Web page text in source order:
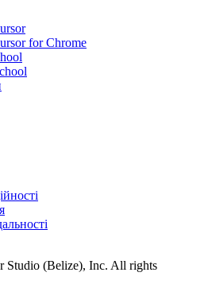
for Chrome
Studio (Belize), Inc. All rights